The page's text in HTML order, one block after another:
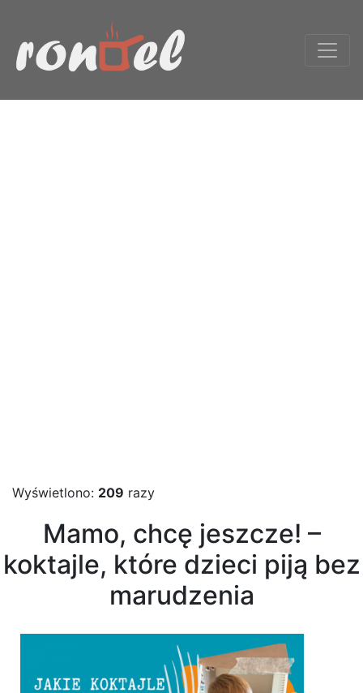
Wyświetlono: 209 razy
Mamo, chcę jeszcze! –
koktajle, które dzieci piją bez
marudzenia